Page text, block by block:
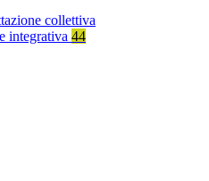
collettiva
integrativa 44